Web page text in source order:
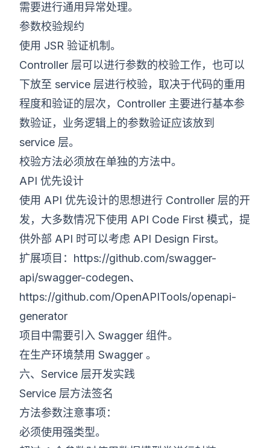
需要进行通用异常处理。
参数校验规约
使用 JSR 验证机制。
Controller 层可以进行参数的校验工作，也可以
下放至 service 层进行校验，取决于代码的重用
程度和验证的层次，Controller 主要进行基本参
数验证，业务逻辑上的参数验证应该放到
service 层。
校验方法必须放在单独的方法中。
API 优先设计
使用 API 优先设计的思想进行 Controller 层的开
发，大多数情况下使用 API Code First 模式，提
供外部 API 时可以考虑 API Design First。
扩展项目： https://github.com/swagger-
api/swagger-codegen、
https://github.com/OpenAPITools/openapi-
generator
项目中需要引入 Swagger 组件。
在生产环境禁用 Swagger 。
六、Service 层开发实践
Service 层方法签名
方法参数注意事项：
必须使用强类型。